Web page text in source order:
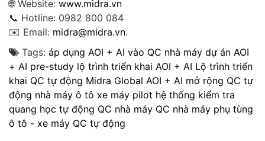
🌐 Website: www.midra.vn
📞 Hotline: 0982 800 084
✉️ Email: midra@midra.vn.
Tags: áp dụng AOI + AI vào QC nhà máy dự án AOI
+ AI pre-study lộ trình triển khai AOI + AI Lộ trình triển
khai QC tự động Midra Global AOI + AI mở rộng QC tự
động nhà máy ô tô xe máy pilot hệ thống kiểm tra
quang học tự động QC nhà máy QC nhà máy phụ tùng
ô tô - xe máy QC tự động